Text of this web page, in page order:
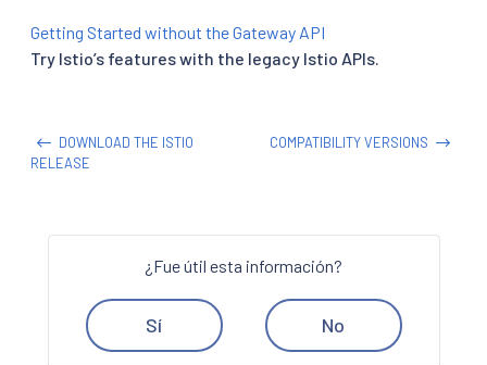
Getting Started without the Gateway API
Try Istio’s features with the legacy Istio APIs.
DOWNLOAD THE ISTIO
RELEASE
COMPATIBILITY VERSIONS
¿Fue útil esta información?
Sí No